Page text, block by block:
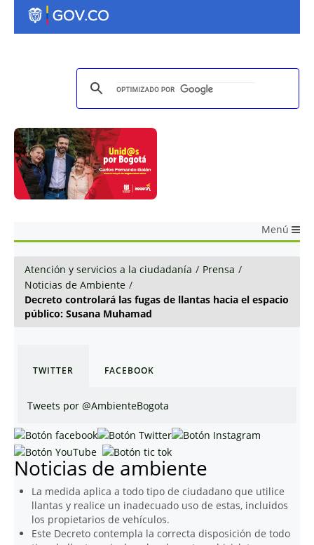
Menú
Atención y servicios a la ciudadanía / Prensa /
Noticias de Ambiente /
Decreto controlará las fugas de llantas hacia el espacio
público: Susana Muhamad
TWITTER FACEBOOK
Tweets por @AmbienteBogota
Noticias de ambiente
La medida aplica a todo tipo de ciudadano que utilice
llantas y realice un inadecuado uso de estas, incluidos
los propietarios de vehículos.
Este Decreto contempla la correcta disposición de todo